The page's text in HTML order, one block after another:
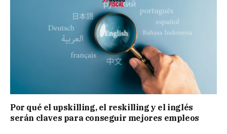
Por qué el upskilling, el reskilling y el inglés
serán claves para conseguir mejores empleos